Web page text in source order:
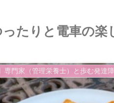
ったりと電車の楽
専門家（管理栄養士）と歩む発達